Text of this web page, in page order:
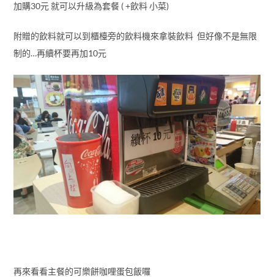
加購30元 就可以升級為套餐 ( +飲料 小菜)
附贈的飲料就可以到櫃檯旁的飲料機來拿裝飲料 但好像不是無限
制的…再續杯要再加10元
再來看看主餐的可樂餅咖哩蛋包飯囉